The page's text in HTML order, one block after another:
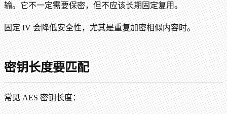
输。它不一定需要保密，但不应该长期固定复用。
固定 IV 会降低安全性，尤其是重复加密相似内容时。
密钥长度要匹配
常见 AES 密钥长度：